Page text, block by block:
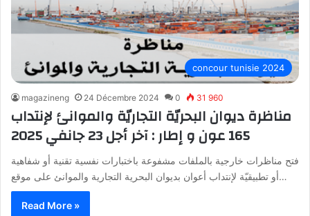
concour tunisie 2024
magazineng 24 Décembre 2024 0 31 960
مناظرة ديوان البحريّة التجاريّة والموانئ لإنتداب
165 عون و إطار : آخر أجل 23 جانفي 2025
فتح مناظرات خارجية بالملفات مشفوعة باختبارات نفسية تقنية أو شفاهية
أو تطبيقيّة لإنتداب أعوان بديوان البحرية التجارية والموانئ على موقع…
Read More »